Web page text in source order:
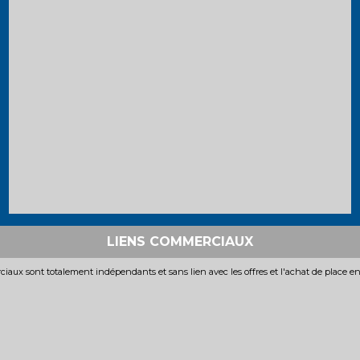
LIENS COMMERCIAUX
sont totalement indépendants et sans lien avec les offres et l'achat de place